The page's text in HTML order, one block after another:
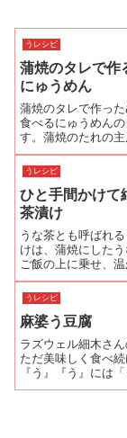
うレシピ
蒲焼のタレで作
にゅうめん
蒲焼のタレで作っ
食べるにゅうめん
す。蒲焼のたれの
油、みりん、砂糖
和風だしを足せば、
スも入っているので
めんゆつになりま
蒲焼と相性抜群の卵
グすればご馳走にゅ
うレシピ
ひと手間かけて
茶漬け
うな茶とも呼ばれ
けは、蒲焼にした
ご飯の上に乗せ、温
出汁をかけて食べ
品です。今はひつま
方のひとつとして親
るうなぎ茶漬けです
は気の短い江戸っ子
焼を手早く手軽に...
うレシピ
麻婆う豆腐
ラズウェル細木さ
ただ美味しく食べ
『う』『う』には「
という鰻の創作料
レシピを参考に自